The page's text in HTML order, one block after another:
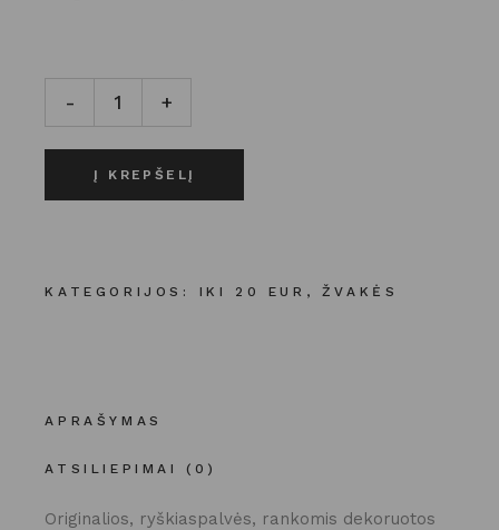
Žvakės | 1 vnt. | Ice cream kiekis
- +
Į KREPŠELĮ
KATEGORIJOS: IKI 20 EUR , ŽVAKĖS
APRAŠYMAS
ATSILIEPIMAI (0)
Originalios, ryškiaspalvės, rankomis dekoruotos